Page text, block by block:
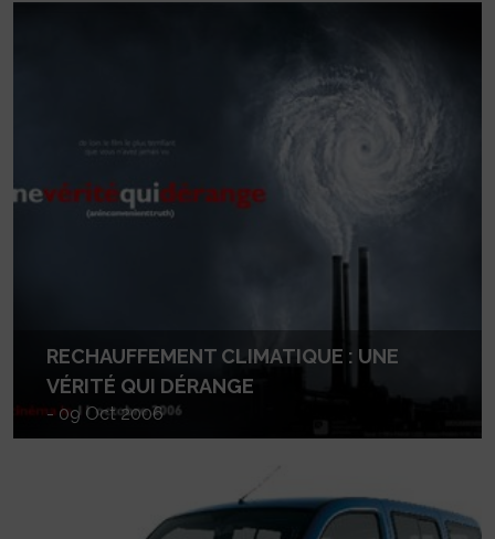
RECHAUFFEMENT CLIMATIQUE : UNE
VÉRITÉ QUI DÉRANGE
- 09 Oct 2006